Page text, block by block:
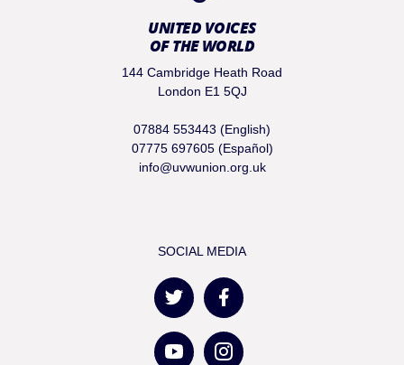
UNITED VOICES
OF THE WORLD
144 Cambridge Heath Road
London E1 5QJ
07884 553443 (English)
07775 697605 (Español)
info@uvwunion.org.uk
SOCIAL MEDIA